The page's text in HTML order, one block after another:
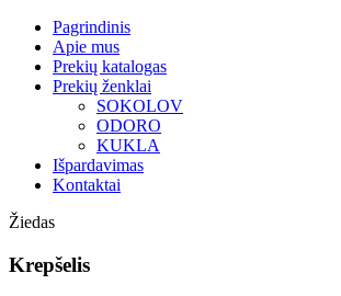
Pagrindinis
Apie mus
Prekių katalogas
Prekių ženklai
SOKOLOV
ODORO
KUKLA
Išpardavimas
Kontaktai
Žiedas
Krepšelis